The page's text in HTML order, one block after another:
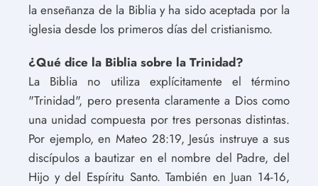
la enseñanza de la Biblia y ha sido aceptada por la
iglesia desde los primeros días del cristianismo.
¿Qué dice la Biblia sobre la Trinidad?
La Biblia no utiliza explícitamente el término
"Trinidad", pero presenta claramente a Dios como
una unidad compuesta por tres personas distintas.
Por ejemplo, en Mateo 28:19, Jesús instruye a sus
discípulos a bautizar en el nombre del Padre, del
Hijo y del Espíritu Santo. También en Juan 14-16,